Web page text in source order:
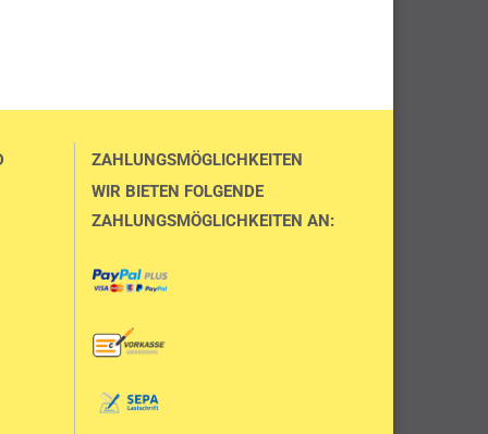
ZAHLUNGSMÖGLICHKEITEN
WIR BIETEN FOLGENDE
ZAHLUNGSMÖGLICHKEITEN AN: